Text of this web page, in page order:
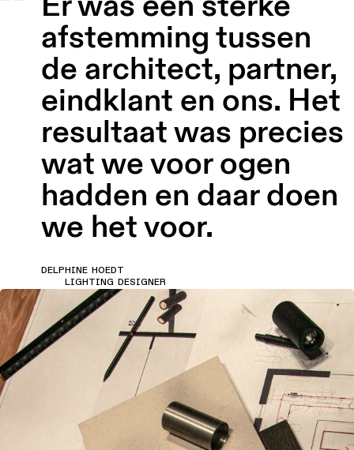
Warm
dim
verlichting
Verlichting
vochtige
ruimtes
afstemming tussen
de architect, partner,
eindklant en ons. Het
resultaat was precies
wat we voor ogen
hadden en daar doen
we het voor.
DELPHINE HOEDT
LIGHTING DESIGNER